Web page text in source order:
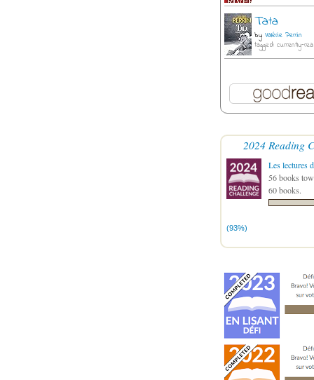
Tata
by Valérie Perrin
tagged: currently-
2024 Reading
Les lectures
56 books
60 books.
(93%)